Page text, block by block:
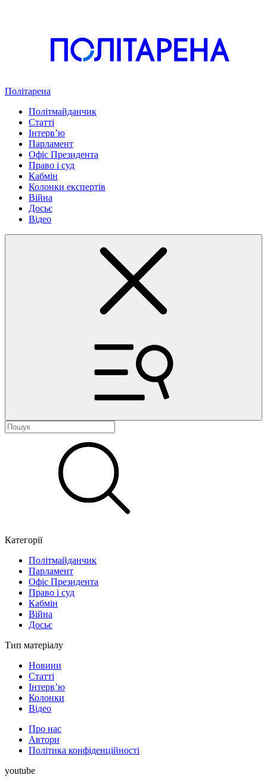
Політарена
Політмайданчик
Статті
Інтервʼю
Парламент
Офіс Президента
Право і суд
Кабмін
Колонки експертів
Війна
Досьє
Відео
Категорії
Політмайданчик
Парламент
Офіс Президента
Право і суд
Кабмін
Війна
Досьє
Тип матеріалу
Новини
Статті
Інтерв’ю
Колонки
Відео
Про нас
Автори
Політика конфіденційності
youtube